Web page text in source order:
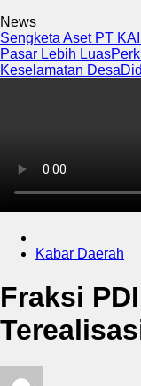
News
Sengketa Aset PT
Pasar Lebih Luas
Keselamatan Desa
Kabar Daerah
Fraksi